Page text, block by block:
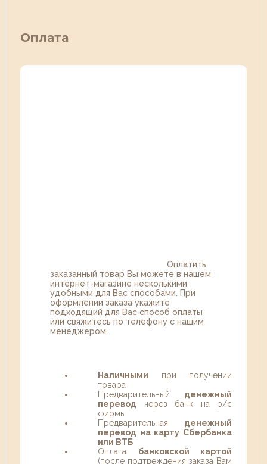
Оплата
Оплатить
заказанный товар Вы можете в нашем
интернет-магазине несколькими
удобными для Вас способами. При
оформлении заказа укажите
подходящий для Вас способ оплаты
или свяжитесь по телефону с нашим
менеджером.
Наличными при получении
товара
Предварительный денежный
перевод через банк на р/с
фирмы
Предварительная денежный
перевод на карту Сбербанка
или ВТБ
Оплата банковской картой
(после подтвеждения заказа Вам